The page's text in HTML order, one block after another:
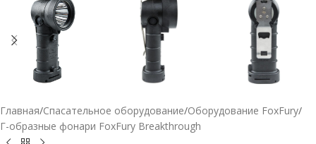
Главная/Спасательное оборудование/Оборудование FoxFury/
Г-образные фонари FoxFury Breakthrough